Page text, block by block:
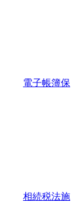
電子帳簿保
相続税法施